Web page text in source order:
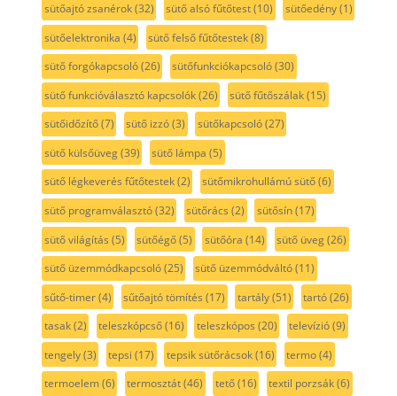
sütőajtó zsanérok(32) sütő alsó fűtőtest(10) sütőedény(1)
sütőelektronika (4) sütő felső fűtőtestek(8)
sütő forgókapcsoló(26) sütőfunkciókapcsoló(30)
sütő funkcióválasztó kapcsolók(26) sütő fűtőszálak(15)
sütőidőzítő(7) sütő izzó(3) sütőkapcsoló(27)
sütő külsőüveg(39) sütő lámpa (5)
sütő légkeverés fűtőtestek(2) sütőmikrohullámú sütő(6)
sütő programválasztó(32) sütőrács (2) sütősín(17)
sütő világítás (5) sütőégő(5) sütőóra (14) sütő üveg(26)
sütő üzemmódkapcsoló(25) sütő üzemmódváltó(11)
sűtő-timer(4) sűtőajtó tömítés (17) tartály(51) tartó(26)
tasak(2) teleszkópcső(16) teleszkópos (20) televízió(9)
tengely(3) tepsi (17) tepsik sütőrácsok(16) termo(4)
termoelem(6) termosztát(46) tető(16) textil porzsák(6)